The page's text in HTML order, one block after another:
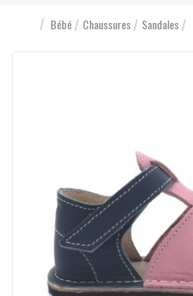
Bébé Chaussures Sandales